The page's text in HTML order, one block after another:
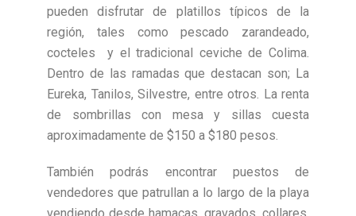
pueden disfrutar de platillos típicos de la
región, tales como pescado zarandeado,
cocteles y el tradicional ceviche de Colima.
Dentro de las ramadas que destacan son; La
Eureka, Tanilos, Silvestre, entre otros. La renta
de sombrillas con mesa y sillas cuesta
aproximadamente de $150 a $180 pesos.
También podrás encontrar puestos de
vendedores que patrullan a lo largo de la playa